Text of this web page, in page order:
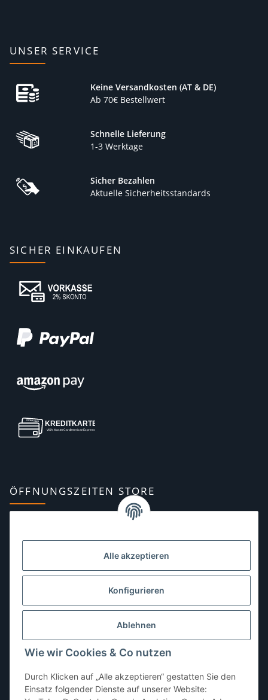
Alle akzeptieren
Konfigurieren
Ablehnen
Wie wir Cookies & Co nutzen
Durch Klicken auf „Alle akzeptieren“ gestatten Sie den
Einsatz folgender Dienste auf unserer Website:
UNSER SERVICE
Keine Versandkosten (AT & DE)
Ab 70€ Bestellwert
Schnelle Lieferung
1-3 Werktage
Sicher Bezahlen
Aktuelle Sicherheitsstandards
SICHER EINKAUFEN
ÖFFNUNGSZEITEN STORE
10:00–13:00, 14:00–18:00 Uhr
Dienstag:10:00–13:00, 14:00–16:00 Uhr
10:00–13:00 Uhr
Freitag:10:00–13:00, 14:00–18:00 Uhr
Sonntag: geschlossen